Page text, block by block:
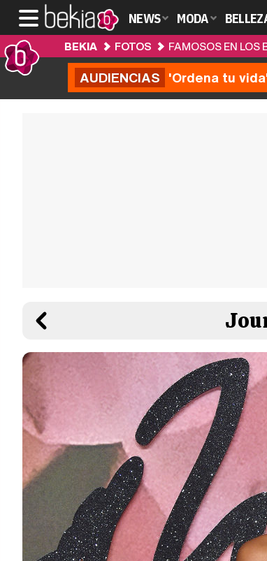
NEWS MODA
BEKIA FOTOS FAMOSOS EN LOS
AUDIENCIAS 'Ordena tu